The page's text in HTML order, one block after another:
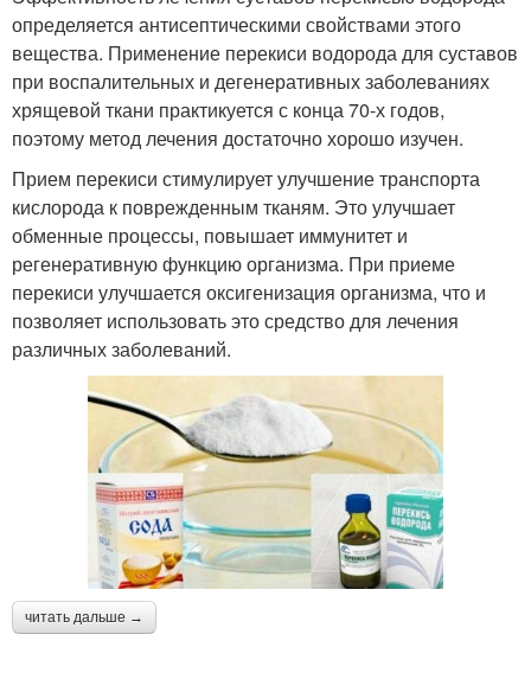
определяется антисептическими свойствами этого
вещества. Применение перекиси водорода для суставов
при воспалительных и дегенеративных заболеваниях
хрящевой ткани практикуется с конца 70-х годов,
поэтому метод лечения достаточно хорошо изучен.
Прием перекиси стимулирует улучшение транспорта
кислорода к поврежденным тканям. Это улучшает
обменные процессы, повышает иммунитет и
регенеративную функцию организма. При приеме
перекиси улучшается оксигенизация организма, что и
позволяет использовать это средство для лечения
различных заболеваний.
читать дальше →